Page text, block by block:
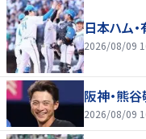
日本ハム
2026/08/09
阪神・熊
2026/08/09